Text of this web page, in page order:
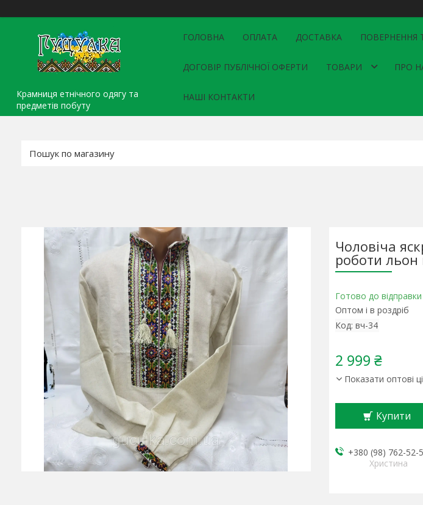
Крамниця етнічного одягу та
предметів побуту
ГОЛОВНА ОПЛАТА ДОСТАВКА ПОВЕРНЕННЯ
ДОГОВІР ПУБЛІЧНОЇ ОФЕРТИ ТОВАРИ ПРО
НАШІ КОНТАКТИ
Чоловіча
роботи льон
Готово до відправки
Оптом і в роздріб
Код: вч-34
2 999 ₴
Показати оптові
Купити
+380 (98) 762-52-
Христина